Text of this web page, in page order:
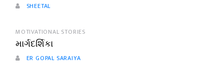
SHEETAL
MOTIVATIONAL STORIES
માર્ગદર્શિકા
ER GOPAL SARAIYA